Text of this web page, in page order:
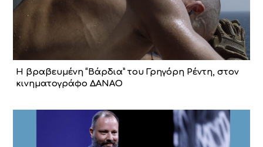
Η βραβευμένη “Βάρδια” του Γρηγόρη Ρέντη, στον
κινηματογράφο ΔΑΝΑΟ